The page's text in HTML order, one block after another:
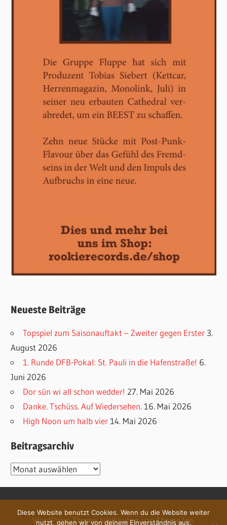
Neueste Beiträge
Topspiel zum Saisonauftakt – Zweiter gegen Erster 3.
August 2026
1. Runde DFB-Pokal: St. Pauli in die Hafenstraße! 6.
Juni 2026
Dor sün wi all schon wedder! 27. Mai 2026
Danke. Tschüss. Auf Wiedersehen. 16. Mai 2026
High Noon um halb vier 14. Mai 2026
Beitragsarchiv
Beitragsarchiv
WordPress-Theme: Wellington von ThemeZee.
Diese Website benutzt Cookies. Wenn du die Website weiter
nutzt, gehen wir von deinem Einverständnis aus.